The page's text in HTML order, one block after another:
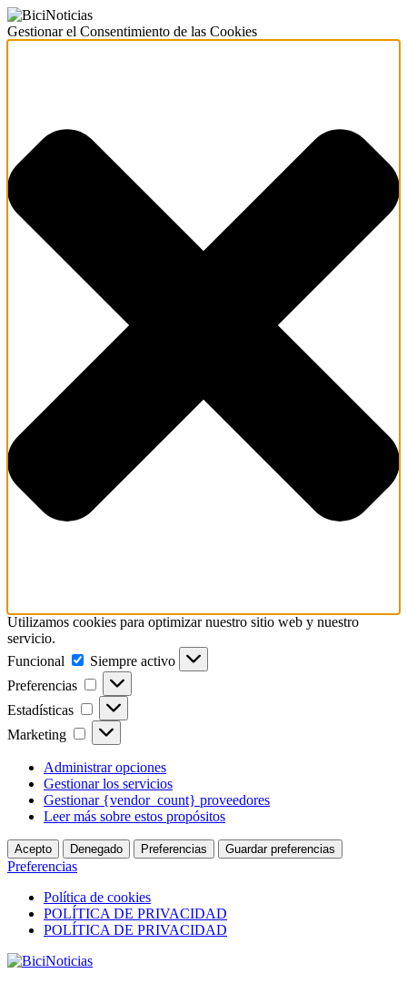
Gestionar el Consentimiento de las Cookies
Utilizamos cookies para optimizar nuestro sitio web y nuestro
servicio.
Funcional
Funcional
Siempre activo
Preferencias
Preferencias
Estadísticas Estadísticas
Marketing Marketing
Administrar opciones
Gestionar los servicios
Gestionar {vendor_count} proveedores
Leer más sobre estos propósitos
Acepto Denegado Preferencias Guardar preferencias
Preferencias
Política de cookies
POLÍTICA DE PRIVACIDAD
POLÍTICA DE PRIVACIDAD